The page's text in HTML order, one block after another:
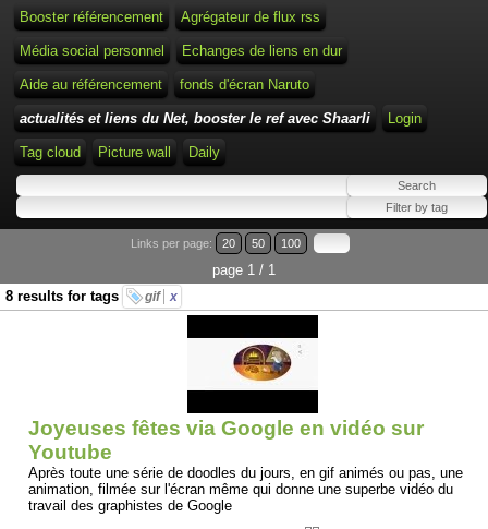
Booster référencement Agrégateur de flux rss
Média social personnel Echanges de liens en dur
Aide au référencement fonds d'écran Naruto
actualités et liens du Net, booster le ref avec Shaarli Login
Tag cloud Picture wall Daily
Links per page: 20 50 100
page 1 / 1
8 results for tags
gif x
Joyeuses fêtes via Google en vidéo sur
Youtube
Après toute une série de doodles du jours, en gif animés ou pas, une
animation, filmée sur l'écran même qui donne une superbe vidéo du
travail des graphistes de Google